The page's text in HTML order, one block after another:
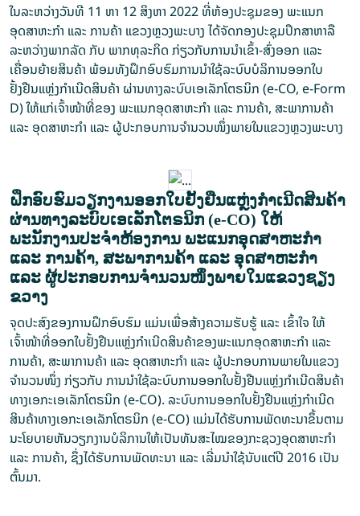
ໃນລະຫວ່າງວັນທີ 11 ຫາ 12 ສິງຫາ 2022 ທີ່ຫ້ອງປະຊຸມຂອງ ພະແນກ
ອຸດສາຫະກຳ ແລະ ການຄ້າ ແຂວງຫຼວງພະບາງ ໄດ້ຈັດກອງປະຊຸມປຶກສາຫາລື
ລະຫວ່າງພາກລັດ ກັບ ພາກທຸລະກິດ ກ່ຽວກັບການນໍາເຂົ້າ-ສົ່ງອອກ ແລະ
ເຄື່ອນຍ້າຍສິນຄ້າ ພ້ອມທັງຝຶກອົບຮົມການນຳໃຊ້ລະບົບບໍລິການອອກໃບ
ຢັ້ງຢືນແຫຼ່ງກໍາເນີດສິນຄ້າ ຜ່ານທາງລະບົບເອເລັກໂຕຣນິກ (e-CO, e-Form
D) ໃຫ້ແກ່ເຈົ້າໜ້າທີ່ຂອງ ພະແນກອຸດສາຫະກຳ ແລະ ການຄ້າ, ສະພາການຄ້າ
ແລະ ອຸດສາຫະກຳ ແລະ ຜູ້ປະກອບການຈຳນວນໜຶ່ງພາຍໃນແຂວງຫຼວງພະບາງ
ຝຶກອົບຮົມວຽກງານອອກໃບຢັ້ງຢືນແຫຼ່ງກໍາເນີດສິນຄ້າ
ຜ່ານທາງລະບົບເອເລັກໂຕຣນິກ (e-CO) ໃຫ້
ພະນັກງານປະຈໍາຫ້ອງການ ພະແນກອຸດສາຫະກຳ
ແລະ ການຄ້າ, ສະພາການຄ້າ ແລະ ອຸດສາຫະກຳ
ແລະ ຜູ້ປະກອບການຈຳນວນໜຶ່ງພາຍໃນແຂວງຊຽງ
ຂວາງ
ຈຸດປະສົງຂອງການຝຶກອົບຮົມ ແມ່ນເພື່ອສ້າງຄວາມຮັບຮູ້ ແລະ ເຂົ້າໃຈ ໃຫ້
ເຈົ້າໜ້າທີ່ອອກໃບຢັ້ງຢືນແຫຼ່ງກຳເນີດສິນຄ້າຂອງພະແນກອຸດສາຫະກຳ ແລະ
ການຄ້າ, ສະພາການຄ້າ ແລະ ອຸດສາຫະກໍາ ແລະ ຜູ້ປະກອບການພາຍໃນແຂວງ
ຈຳນວນໜຶ່ງ ກ່ຽວກັບ ການນໍາໃຊ້ລະບົບການອອກໃບຢັ້ງຢືນແຫຼ່ງກໍາເນີດສິນຄ້າ
ທາງເອກະເອເລັກໂຕຣນິກ (e-CO). ລະບົບການອອກໃບຢັ້ງຢືນແຫຼ່ງກໍາເນີດ
ສິນຄ້າທາງເອກະເອເລັກໂຕຣນິກ (e-CO) ແມ່ນໄດ້ຮັບການພັດທະນາຂຶ້ນຕາມ
ນະໂຍບາຍຫັນວຽກງານບໍລິການໃຫ້ເປັນທັນສະໄໝຂອງກະຊວງອຸດສາຫະກຳ
ແລະ ການຄ້າ, ຊຶ່ງໄດ້ຮັບການພັດທະນາ ແລະ ເລີ່ມນຳໃຊ້ນັບແຕ່ປີ 2016 ເປັນ
ຕົ້ນມາ.